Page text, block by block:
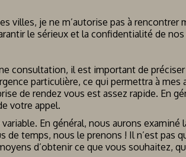
villes, je ne m’autorise pas à rencontrer
le sérieux et la confidentialité de
consultation, il est important de
particulière, ce qui permettra à
de rendez vous est assez rapide. En
votre appel.
En général, nous aurons
de temps, nous le prenons ! Il n’est pas
d’obtenir ce que vous souhaitez,